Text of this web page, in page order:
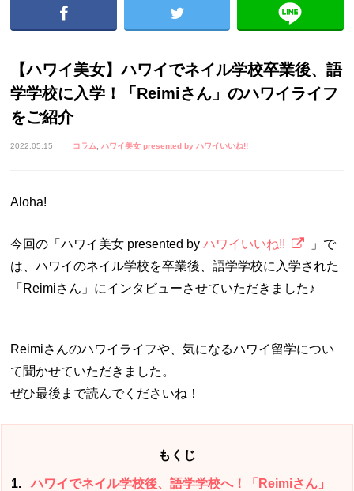
【ハワイ美女】ハワイでネイル学校卒業後、語
学学校に入学！「Reimiさん」のハワイライフ
をご紹介
2022.05.15 コラム ハワイ美女 presented by ハワイいいね!!
Aloha!
今回の「ハワイ美女 presented byハワイいいね!!
」で
は、ハワイのネイル学校を卒業後、語学学校に入学された
「Reimiさん」にインタビューさせていただきました♪
Reimiさんのハワイライフや、気になるハワイ留学につい
て聞かせていただきました。
ぜひ最後まで読んでくださいね！
もくじ
1
ハワイでネイル学校後、語学学校へ！「Reimiさん」